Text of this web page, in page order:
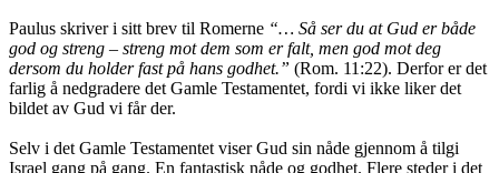
Paulus skriver i sitt brev til Romerne “… Så ser du at Gud er både
god og streng – streng mot dem som er falt, men god mot deg
dersom du holder fast på hans godhet.” (Rom. 11:22). Derfor er det
farlig å nedgradere det Gamle Testamentet, fordi vi ikke liker det
bildet av Gud vi får der.
Selv i det Gamle Testamentet viser Gud sin nåde gjennom å tilgi
Israel gang på gang. En fantastisk nåde og godhet. Flere steder i det